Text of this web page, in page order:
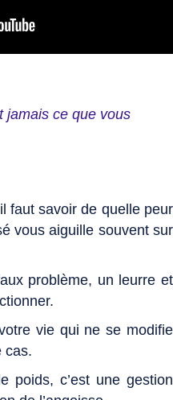
jamais ce que vous
faut savoir de quelle peur
vous aiguille souvent sur
problème, un leurre et
vie qui ne se modifie
cas.
poids, c’est une gestion